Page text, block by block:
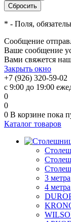
* - Поля,
Сообщение
Ваше сообщение
Вами свяжется
Закрыть окно
+7 (926) 320-59-02
с 9:00 до 19:00
0
0
0 В корзине пока
Каталог товаров
3 метра
4 метра